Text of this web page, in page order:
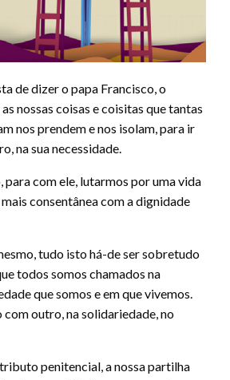
de dizer o papa Francisco, o
nossas coisas e coisitas que tantas
nos prendem e nos isolam, para ir
na sua necessidade.
para com ele, lutarmos por uma vida
consentânea com a dignidade
tudo isto há-de ser sobretudo
todos somos chamados na
que somos e em que vivemos.
com outro, na solidariedade, no
penitencial, a nossa partilha